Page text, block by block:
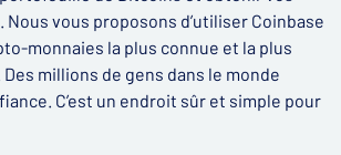
vous proposons d’utiliser Coinbase
monnaies la plus connue et la plus
millions de gens dans le monde
C’est un endroit sûr et simple pour